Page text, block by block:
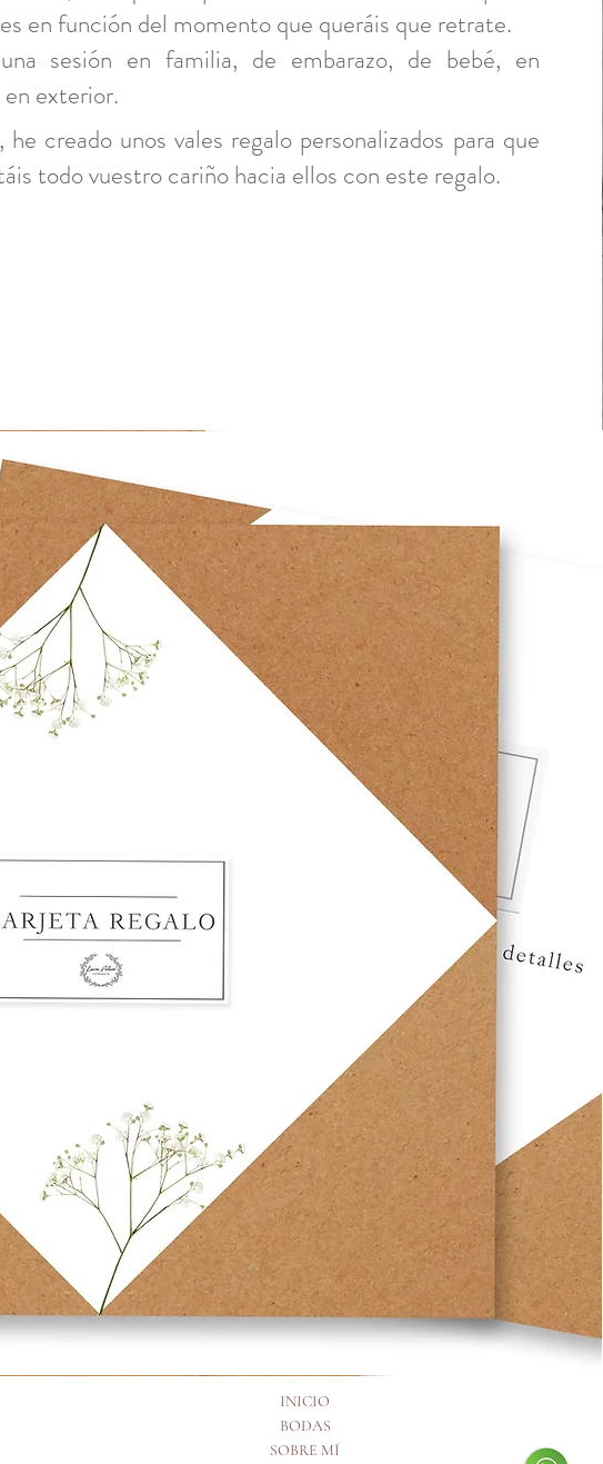
en función del momento que queráis que retrate.
sesión en familia, de embarazo, de bebé, en
exterior.
he creado unos vales regalo personalizados para que
todo vuestro cariño hacia ellos con este regalo.
INICIO
BODAS
SOBRE MÍ